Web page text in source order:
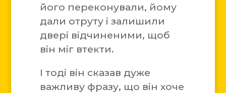
його переконували, йому
дали отруту і залишили
двері відчиненими, щоб
він міг втекти.
І тоді він сказав дуже
важливу фразу, що він хоче